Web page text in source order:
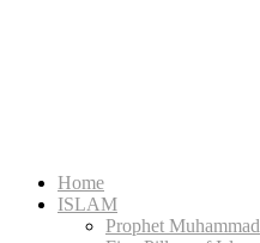
Home
ISLAM
Prophet Muhammad